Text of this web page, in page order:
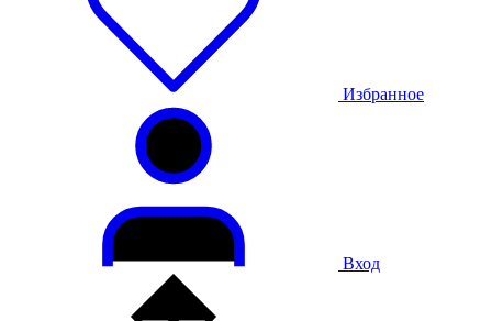
Избранное
Вход